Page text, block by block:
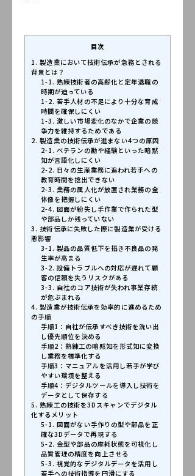
目次
1. 製造業において技術伝承が急務とされる
背景とは？
1-1. 熟練技術者の高齢化と定年退職の
時期が迫っている
1-2. 若手人材の不足により十分な育成
時間を確保しにくい
1-3. 激しい市場変化のなかで企業の競
争力を維持するためである
2. 製造業の技術伝承が進まない4つの原因
2-1. ベテランの勘や経験といった暗黙
知が言語化しにくい
2-2. 日々の生産業務に追われ若手への
教育時間を捻出できない
2-3. 業務の属人化が放置され業務の全
体像を把握しにくい
2-4. 図面が紛失し手作業で作られた型
や部品しか残っていない
3. 技術伝承に失敗した際に製造業が受ける
悪影響
3-1. 製品の品質低下を招き不良品の発
生率が高まる
3-2. 設備トラブルへの対応が遅れて顧
客の信頼を失うリスクがある
3-3. 自社のコア技術が失われ事業存続
が危ぶまれる
4. 製造業が技術伝承を効率的に進めるため
の手順
手順1：自社が伝承すべき技術を洗い出
し優先順位を決める
手順2：熟練工の暗黙知を形式知に変換
し業務を標準化する
手順3：マニュアルを活用し若手が学び
やすい環境を整える
手順4：デジタルツールを導入し技術を
データとして保存する
5. 熟練工の技術を3Dスキャンでデジタル
化するメリット
5-1. 図面がない手作りの型や部品を正
確な3Dデータで再現する
5-2. 金型や部品の摩耗状態を可視化し
品質管理の精度を向上させる
5-3. 視覚的なデジタルデータを活用し
若手への技術指導を円滑にする